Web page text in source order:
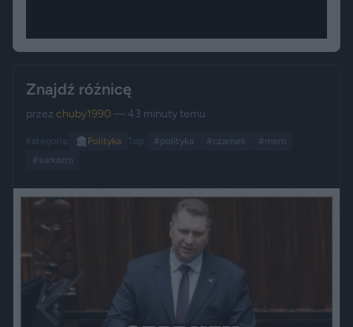
Znajdź różnicę
przez chuby1990 — 43 minuty temu
Kategoria: 🏛️ Polityka Tagi: #polityka #czarnek
#mem
#sarkazm